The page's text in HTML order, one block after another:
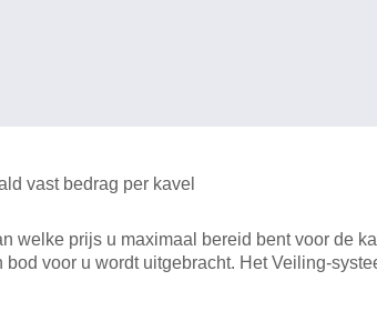
vast bedrag per kavel
welke prijs u maximaal bereid bent voor de
voor u wordt uitgebracht. Het Veiling-